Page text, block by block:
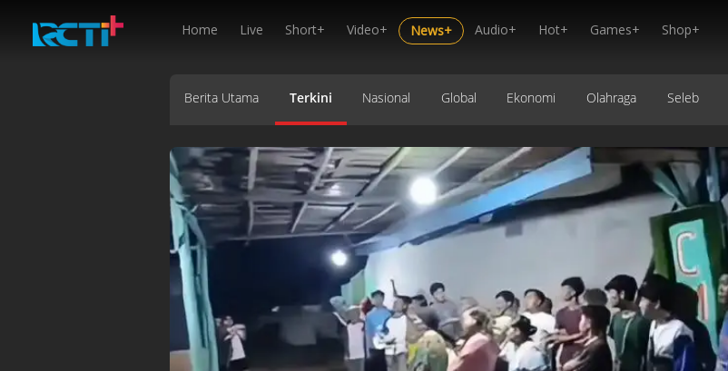
Home Live Short+ Video+ News+ Audio+ Hot+ Games+ Shop+
Berita Utama Terkini Nasional Global Ekonomi Olahraga Seleb